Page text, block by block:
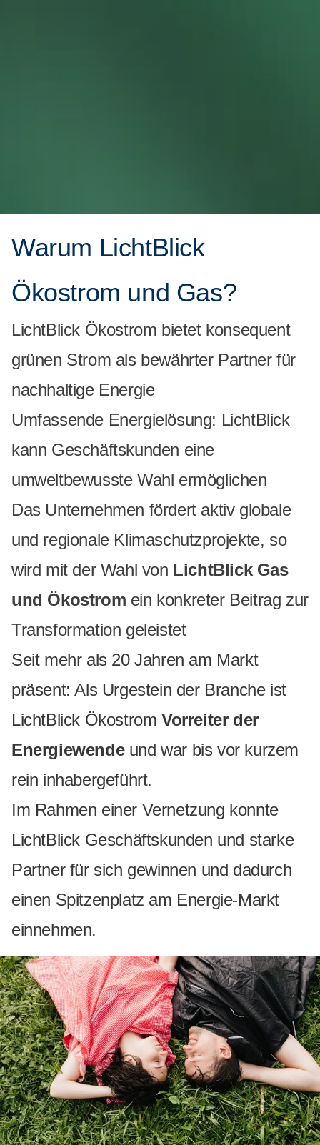
Warum LichtBlick
Ökostrom und Gas?
LichtBlick Ökostrom bietet konsequent
grünen Strom als bewährter Partner für
nachhaltige Energie
Umfassende Energielösung: LichtBlick
kann Geschäftskunden eine
umweltbewusste Wahl ermöglichen
Das Unternehmen fördert aktiv globale
und regionale Klimaschutzprojekte, so
wird mit der Wahl von LichtBlick Gas
und Ökostrom ein konkreter Beitrag zur
Transformation geleistet
Seit mehr als 20 Jahren am Markt
präsent: Als Urgestein der Branche ist
LichtBlick ÖkostromVorreiter der
Energiewendeund war bis vor kurzem
rein inhabergeführt.
Im Rahmen einer Vernetzung konnte
LichtBlick Geschäftskunden und starke
Partner für sich gewinnen und dadurch
einen Spitzenplatz am Energie-Markt
einnehmen.